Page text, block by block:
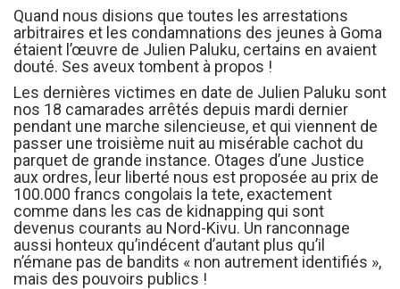
Quand nous disions que toutes les arrestations
arbitraires et les condamnations des jeunes à Goma
étaient l’œuvre de Julien Paluku, certains en avaient
douté. Ses aveux tombent à propos !
Les dernières victimes en date de Julien Paluku sont
nos 18 camarades arrêtés depuis mardi dernier
pendant une marche silencieuse, et qui viennent de
passer une troisième nuit au misérable cachot du
parquet de grande instance. Otages d’une Justice
aux ordres, leur liberté nous est proposée au prix de
100.000 francs congolais la tete, exactement
comme dans les cas de kidnapping qui sont
devenus courants au Nord-Kivu. Un ranconnage
aussi honteux qu’indécent d’autant plus qu’il
n’émane pas de bandits « non autrement identifiés »,
mais des pouvoirs publics !